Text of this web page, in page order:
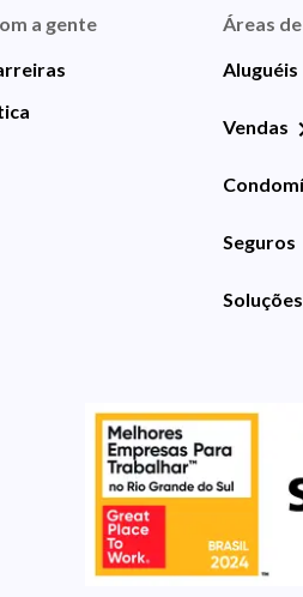
a gente
Áreas
Aluguéis
Vendas
Seguros